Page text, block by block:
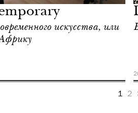
искусства, или
1 2